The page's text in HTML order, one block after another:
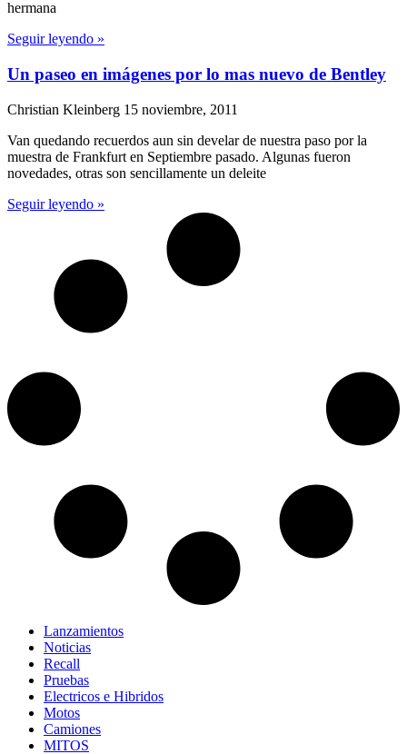
hermana
Seguir leyendo »
Un paseo en imágenes por lo mas nuevo de Bentley
Christian Kleinberg 15 noviembre, 2011
Van quedando recuerdos aun sin develar de nuestra paso por la
muestra de Frankfurt en Septiembre pasado. Algunas fueron
novedades, otras son sencillamente un deleite
Seguir leyendo »
Lanzamientos
Noticias
Recall
Pruebas
Electricos e Hibridos
Motos
Camiones
MITOS